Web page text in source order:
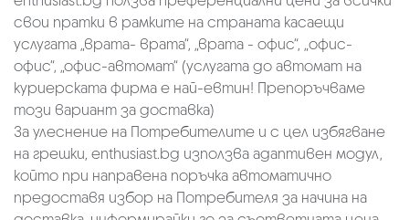
свои пратки в рамките на страната касаещи
услугата „врата- врата“, „врата - офис“, „oфис-
офис“, „офис-автомат“ (услугата до автомат на
куриерската фирма е най-евтин! Препоръчваме
този вариант за доставка)
За улеснение на Потребителите и с цел избягване
на грешки, enthusiast.bg използва адаптивен модул,
който при направена поръчка автоматично
предоставя избор на Потребителя за начина на